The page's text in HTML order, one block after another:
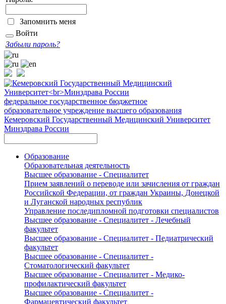
Запомнить меня
Войти
Забыли пароль?
федеральное государственное бюджетное
образовательное учреждение высшего образования
Кемеровский Государственный Медицинский Университет
Минздрава России
Образование
Образовательная деятельность
Высшее образование - Специалитет
Прием заявлений о переводе или зачисления от граждан
Российской Федерации, от граждан Украины, Донецкой
и Луганской народных республик
Управление последипломной подготовки специалистов
Высшее образование - Специалитет - Лечебный
факультет
Высшее образование - Специалитет - Педиатрический
факультет
Высшее образование - Специалитет -
Стоматологический факультет
Высшее образование - Специалитет - Медико-
профилактический факультет
Высшее образование - Специалитет -
Фармацевтический факультет